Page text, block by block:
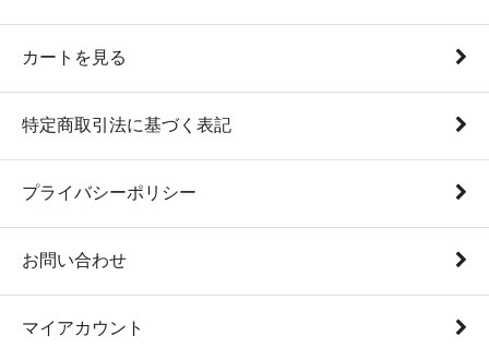
カートを見る
特定商取引法に基づく表記
プライバシーポリシー
お問い合わせ
マイアカウント